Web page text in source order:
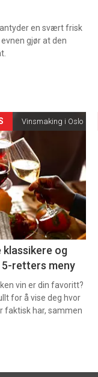
en svært frisk
gjør at den
Vinsmaking i Oslo
klassikere og
5-retters meny
vin er din favoritt?
for å vise deg hvor
faktisk har, sammen